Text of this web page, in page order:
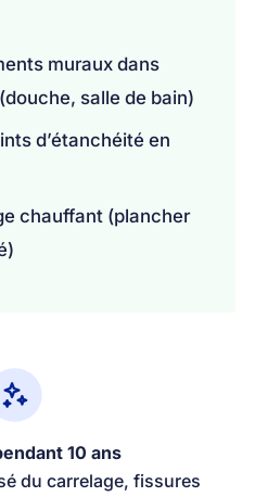
muraux dans
salle de bain)
d’étanchéité en
chauffant (plancher
10 ans
du carrelage, fissures